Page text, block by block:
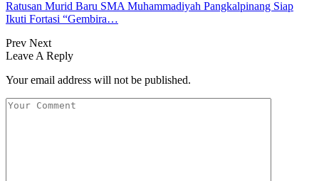
Ratusan Murid Baru SMA Muhammadiyah Pangkalpinang Siap
Ikuti Fortasi “Gembira…
Prev Next
Leave A Reply
Your email address will not be published.